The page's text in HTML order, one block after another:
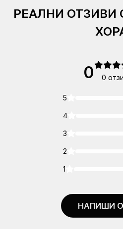
РЕАЛНИ ОТЗИВИ
0 0
5
4
3
2
1
НАПИШИ